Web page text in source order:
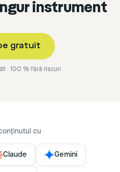
instrument
gratuit
· 100 % fără riscuri
cu
Claude Gemini